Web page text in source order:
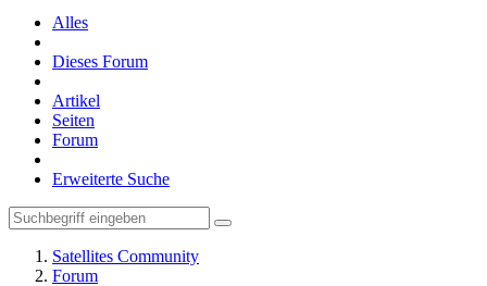
Alles
Dieses Forum
Artikel
Seiten
Forum
Erweiterte Suche
Satellites Community
Forum